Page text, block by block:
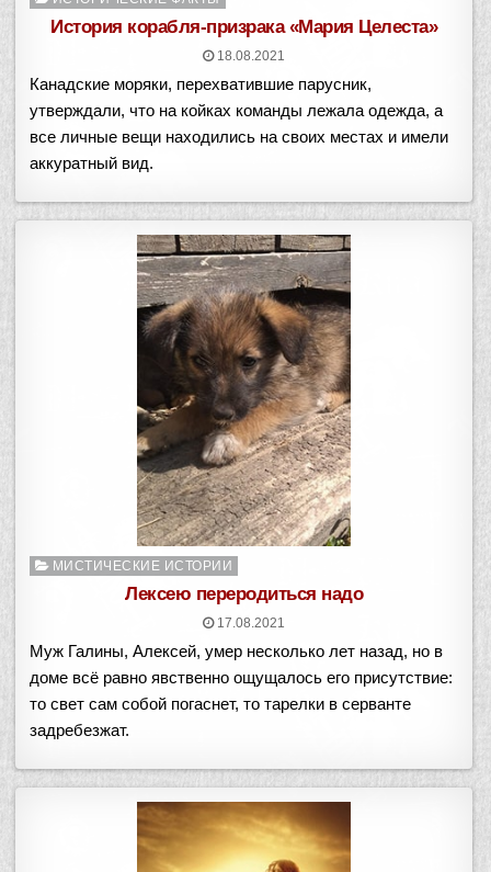
История корабля-призрака «Мария Целеста»
18.08.2021
Канадские моряки, перехватившие парусник,
утверждали, что на койках команды лежала одежда, а
все личные вещи находились на своих местах и имели
аккуратный вид.
Опубликовано
МИСТИЧЕСКИЕ ИСТОРИИ
Лексею переродиться надо
17.08.2021
Муж Галины, Алексей, умер несколько лет назад, но в
доме всё равно явственно ощущалось его присутствие:
то свет сам собой погаснет, то тарелки в серванте
задребезжат.